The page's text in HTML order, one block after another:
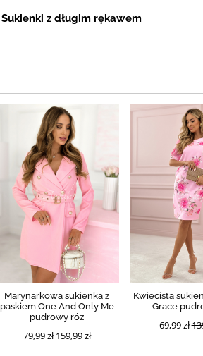
Sukienki z długim rękawem
Marynarkowa sukienka z
paskiem One And Only Me
pudrowy róż
79,99 zł159,99 zł
Kwiecista
Grace
69,99 zł